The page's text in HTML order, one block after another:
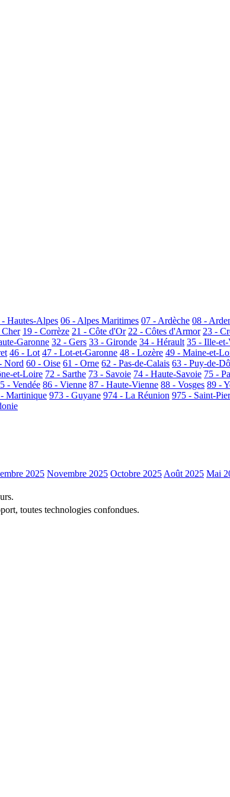
- Hautes-Alpes 06 - Alpes Maritimes 07 - Ardèche 08 -
Cher 19 - Corrèze 21 - Côte d'Or 22 - Côtes d'Armor 23 -
Garonne 32 - Gers 33 - Gironde 34 - Hérault 35 - Ille-
46 - Lot 47 - Lot-et-Garonne 48 - Lozère 49 - Maine-et-
Nord 60 - Oise 61 - Orne 62 - Pas-de-Calais 63 - Puy-de-
et-Loire 72 - Sarthe 73 - Savoie 74 - Haute-Savoie 75 -
- Vendée 86 - Vienne 87 - Haute-Vienne 88 - Vosges 89 -
Martinique 973 - Guyane 974 - La Réunion 975 - Saint-
2025 Novembre 2025 Octobre 2025 Août 2025 Mai
toutes technologies confondues.